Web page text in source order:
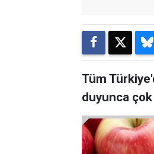
Tüm
duyunca çok